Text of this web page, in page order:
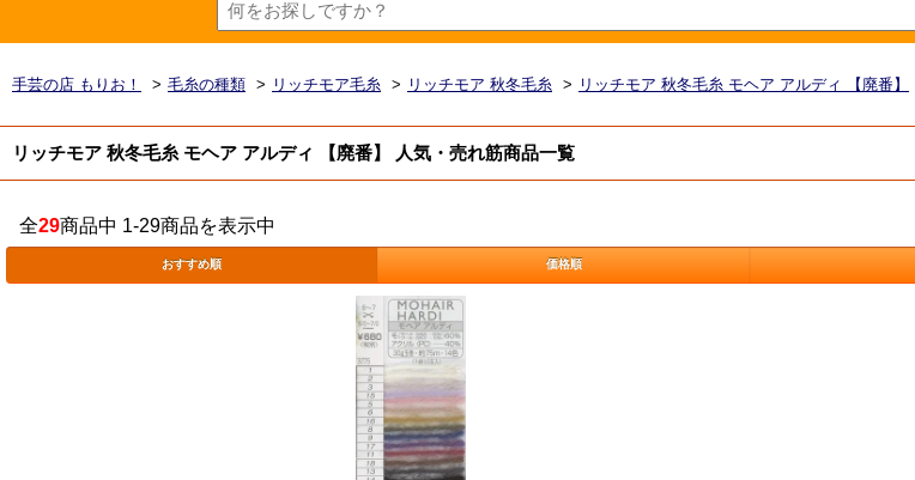
手芸の店 もりお！ > 毛糸の種類 > リッチモア毛糸 > リッチモア 秋冬毛糸 > リッチモア 秋冬毛糸 モヘア アルディ 【廃番】
リッチモア 秋冬毛糸 モヘア アルディ 【廃番】 人気・売れ筋商品一覧
全29商品中 1-29商品を表示中
おすすめ順 価格順